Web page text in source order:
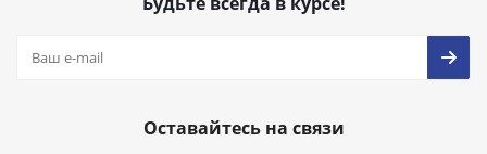
Оставайтесь на связи